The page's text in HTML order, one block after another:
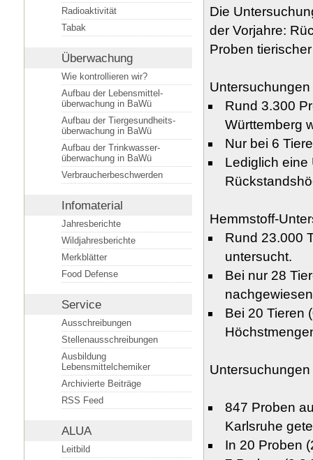
Radioaktivität
Tabak
Überwachung
Wie kontrollieren wir?
Aufbau der Lebensmittel­
überwachung in BaWü
Aufbau der Tiergesundheits­
überwachung in BaWü
Aufbau der Trinkwasser­
überwachung in BaWü
Verbraucherbeschwerden
Infomaterial
Jahresberichte
Wildjahresberichte
Merkblätter
Food Defense
Service
Ausschreibungen
Stellenausschreibungen
Ausbildung
Lebensmittelchemiker
Archivierte Beiträge
RSS Feed
ALUA
Leitbild
Die
der Vorjahre:
Proben
Rund 3.300
Württemberg
Nur bei 6
Lediglich eine
Hemmstoff-
Rund 23.000
untersucht.
Bei nur 28
Bei 20 Tieren
847 Proben
Karlsruhe
In 20 Proben